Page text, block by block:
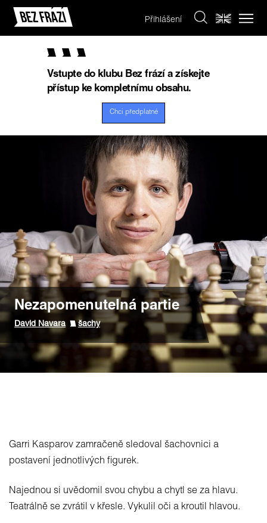
Přihlášení
Vstupte do klubu Bez frází a získejte
přístup ke kompletnímu obsahu.
Chci předplatné
Nezapomenutelná partie
David Navara šachy
Garri Kasparov zamračeně sledoval šachovnici a
postavení jednotlivých figurek.
Najednou si uvědomil svou chybu a chytl se za hlavu.
Teatrálně se zvrátil v křesle. Vykulil oči a kroutil hlavou.